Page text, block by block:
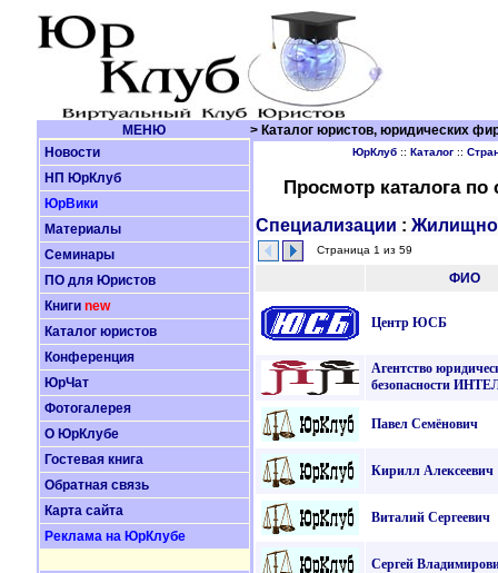
МЕНЮ
> Каталог юристов, юридических
Новости
НП ЮрКлуб
ЮрВики
Материалы
Семинары
ПО для Юристов
Книги new
Каталог юристов
Конференция
ЮрЧат
Фотогалерея
О ЮрКлубе
Гостевая книга
Обратная связь
Карта сайта
Реклама на ЮрКлубе
ЮрКлуб:: Каталог::
Просмотр каталога по
Специализации :
Страница 1 из 59
ФИО
Центр ЮСБ
Агентство
безопасности
Павел Семёнович
Кирилл Алексеевич
Виталий Сергеевич
Сергей